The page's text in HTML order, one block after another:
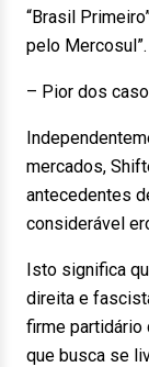
“Brasil
pelo Mercosul”.
– Pior dos
mercados,
antecedentes
considerável
Isto significa
direita e
firme partidário
que busca se